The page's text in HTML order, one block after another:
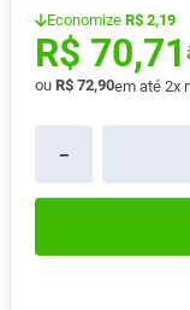
Economize R$ 2,19
R$ 70,71
ou R$ 72,90em até 2x
－
8º Absorvente
9 Pampers
10º Lavitan